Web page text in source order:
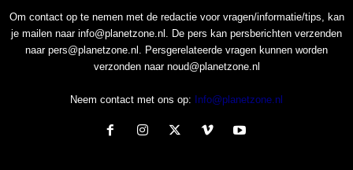
Om contact op te nemen met de redactie voor vragen/informatie/tips, kan
je mailen naar info@planetzone.nl. De pers kan persberichten verzenden
naar pers@planetzone.nl. Persgerelateerde vragen kunnen worden
verzonden naar noud@planetzone.nl
Neem contact met ons op: Info@planetzone.nl